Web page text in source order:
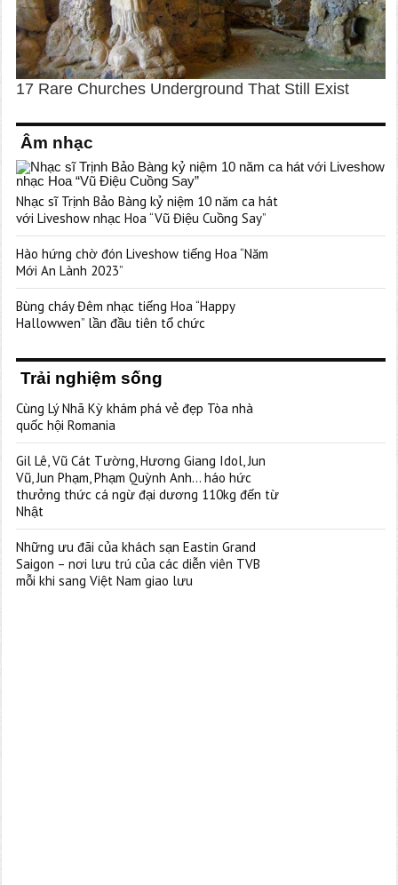
Âm nhạc
Nhạc sĩ Trịnh Bảo Bàng kỷ niệm 10 năm ca hát
với Liveshow nhạc Hoa “Vũ Điệu Cuồng Say”
Hào hứng chờ đón Liveshow tiếng Hoa “Năm
Mới An Lành 2023”
Bùng cháy Đêm nhạc tiếng Hoa “Happy
Hallowwen” lần đầu tiên tổ chức
Trải nghiệm sống
Cùng Lý Nhã Kỳ khám phá vẻ đẹp Tòa nhà
quốc hội Romania
Gil Lê, Vũ Cát Tường, Hương Giang Idol, Jun
Vũ, Jun Phạm, Phạm Quỳnh Anh… háo hức
thưởng thức cá ngừ đại dương 110kg đến từ
Nhật
Những ưu đãi của khách sạn Eastin Grand
Saigon – nơi lưu trú của các diễn viên TVB
mỗi khi sang Việt Nam giao lưu